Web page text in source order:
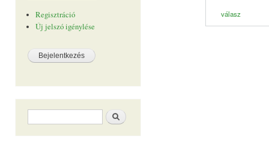
Regisztráció
Új jelszó igénylése
Keresés űrlap Keresés
válasz